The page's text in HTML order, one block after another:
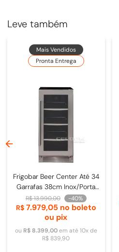
Leve também
Mais Vendidos
Pronta Entrega
Frigobar Beer Center Até 34
Garrafas 38cm Inox/Porta
de Vidro - 4093840009
R$13.990,00 -40%
R$ 7.979,05 no boleto
ou pix
ou R$ 8.399,00em até10x de
R$ 839,90